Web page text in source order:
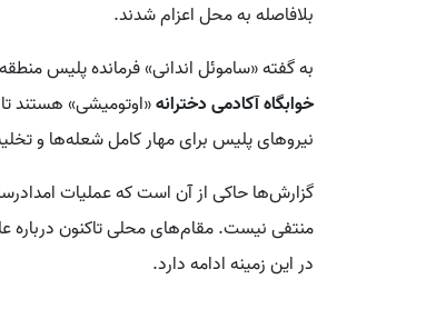
بلافاصله به محل اعزام شدند.
به گفته «ساموئل اندانی» فرمانده پلیس
خوابگاه آکادمی دخترانه«اوتومیشی» هستند
نیروهای پلیس برای مهار کامل شعله‌ها و
گزارش‌ها حاکی از آن است که عملیات
منتفی نیست. مقام‌های محلی تاکنون درباره
در این زمینه ادامه دارد.